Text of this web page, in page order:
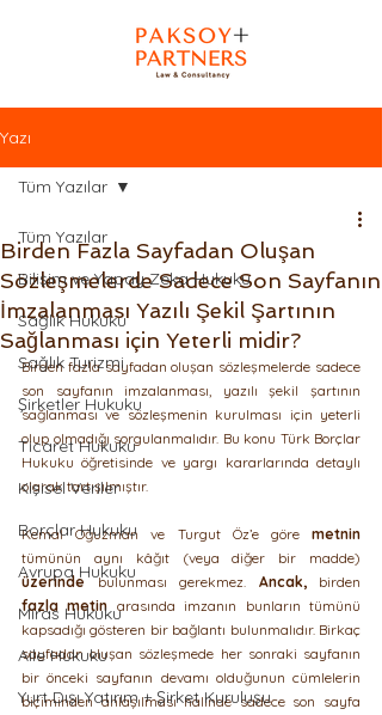
Yazı
Tüm Yazılar
Bilişim ve Yapay Zeka Hukuku
Sağlık Hukuku
Sağlık Turizmi
Şirketler Hukuku
Ticaret Hukuku
Kişisel Veriler
Borçlar Hukuku
Avrupa Hukuku
Miras Hukuku
Aile Hukuku
Yurt Dışı Yatırım + Şirket Kuruluşu
Tüm Yazılar
Birden Fazla Sayfadan Oluşan
Sözleşmelerde Sadece Son Sayfanın
İmzalanması Yazılı Şekil Şartının
Sağlanması için Yeterli midir?
Birden fazla sayfadan oluşan sözleşmelerde sadece
son sayfanın imzalanması, yazılı şekil şartının
sağlanması ve sözleşmenin kurulması için yeterli
olup olmadığı sorgulanmalıdır. Bu konu Türk Borçlar
Hukuku öğretisinde ve yargı kararlarında detaylı
olarak tartışılmıştır.
Kemal Oğuzman ve Turgut Öz’e göre
üzerinde bulunması gerekmez. Ancak,
fazla metin arasında imzanın bunların tümünü
kapsadığı gösteren bir bağlantı bulunmalıdır. Birkaç
sayfadan oluşan sözleşmede her sonraki sayfanın
bir önceki sayfanın devamı olduğunun cümlelerin
biçiminden anlaşılması halinde sadece son sayfa